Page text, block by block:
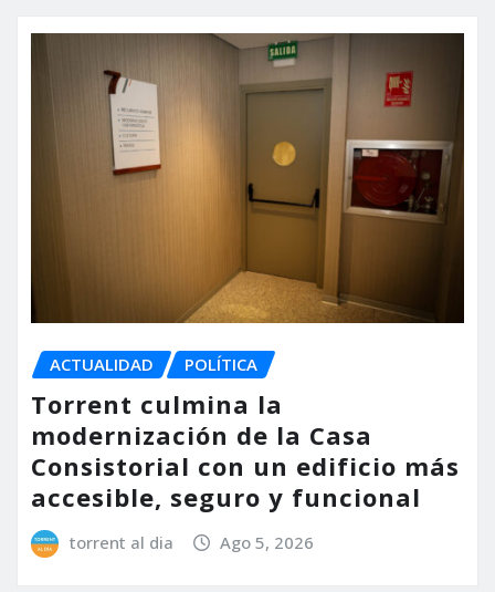
ACTUALIDAD POLÍTICA
Torrent culmina la
modernización de la Casa
Consistorial con un edificio más
accesible, seguro y funcional
torrent al dia Ago 5, 2026